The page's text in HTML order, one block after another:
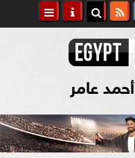
أحمد عامر